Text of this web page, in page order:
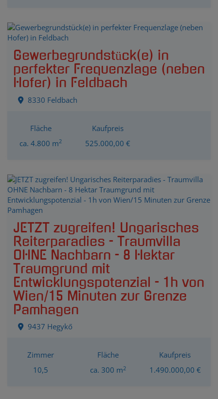
Gewerbegrundstück(e) in
perfekter Frequenzlage (neben
Hofer) in Feldbach
8330 Feldbach
Fläche
ca. 4.800 m2
Kaufpreis
525.000,00 €
JETZT zugreifen! Ungarisches
Reiterparadies - Traumvilla
OHNE Nachbarn - 8 Hektar
Traumgrund mit
Entwicklungspotenzial - 1h von
Wien/15 Minuten zur Grenze
Pamhagen
9437 Hegykő
Zimmer
10,5
Fläche
ca. 300 m2
Kaufpreis
1.490.000,00 €